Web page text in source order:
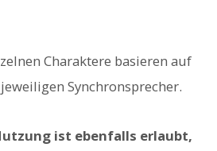
Charaktere basieren auf
Synchronsprecher.
ist ebenfalls erlaubt,